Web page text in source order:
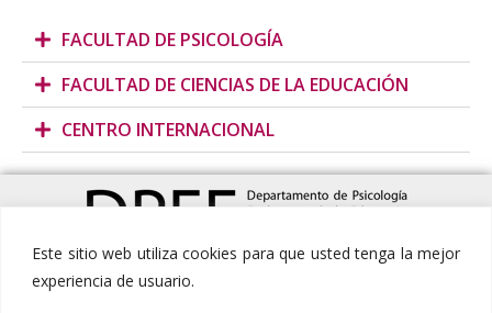
Este sitio web utiliza cookies para que usted tenga la mejor
experiencia de usuario.
FACULTAD DE PSICOLOGÍA
FACULTAD DE CIENCIAS DE LA EDUCACIÓN
CENTRO INTERNACIONAL